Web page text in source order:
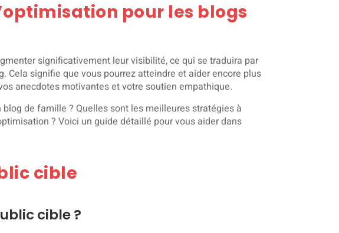
pour les blogs
significativement leur visibilité, ce qui se traduira par
Cela signifie que vous pourrez atteindre et aider encore plus
anecdotes motivantes et votre soutien empathique.
de famille ? Quelles sont les meilleures stratégies à
? Voici un guide détaillé pour vous aider dans
cible
cible ?